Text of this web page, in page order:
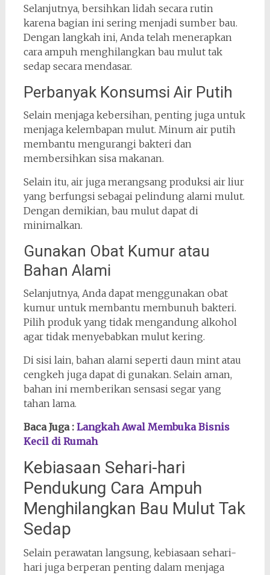
Selanjutnya, bersihkan lidah secara rutin
karena bagian ini sering menjadi sumber bau.
Dengan langkah ini, Anda telah menerapkan
cara ampuh menghilangkan bau mulut tak
sedap secara mendasar.
Perbanyak Konsumsi Air Putih
Selain menjaga kebersihan, penting juga untuk
menjaga kelembapan mulut. Minum air putih
membantu mengurangi bakteri dan
membersihkan sisa makanan.
Selain itu, air juga merangsang produksi air liur
yang berfungsi sebagai pelindung alami mulut.
Dengan demikian, bau mulut dapat di
minimalkan.
Gunakan Obat Kumur atau
Bahan Alami
Selanjutnya, Anda dapat menggunakan obat
kumur untuk membantu membunuh bakteri.
Pilih produk yang tidak mengandung alkohol
agar tidak menyebabkan mulut kering.
Di sisi lain, bahan alami seperti daun mint atau
cengkeh juga dapat di gunakan. Selain aman,
bahan ini memberikan sensasi segar yang
tahan lama.
Baca Juga : Langkah Awal Membuka Bisnis
Kecil di Rumah
Kebiasaan Sehari-hari
Pendukung Cara Ampuh
Menghilangkan Bau Mulut Tak
Sedap
Selain perawatan langsung, kebiasaan sehari-
hari juga berperan penting dalam menjaga